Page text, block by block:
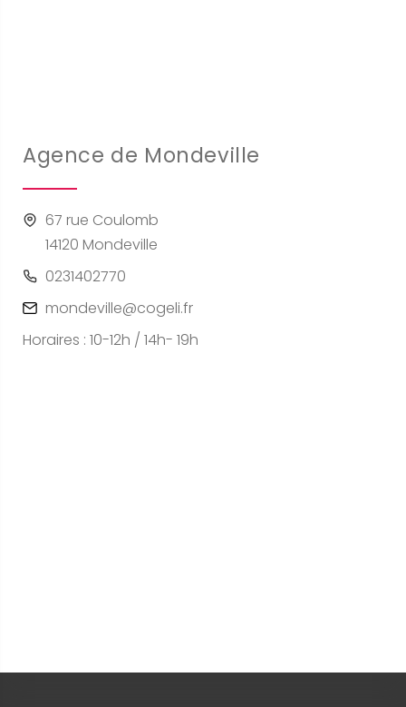
Agence de Mondeville
67 rue Coulomb
14120 Mondeville
0231402770
mondeville@cogeli.fr
Horaires : 10-12h / 14h- 19h